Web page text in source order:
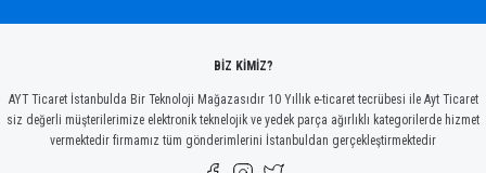
BİZ KİMİZ?
AYT Ticaret İstanbulda Bir Teknoloji Mağazasıdır 10 Yıllık e-ticaret tecrübesi ile Ayt Ticaret
siz değerli müşterilerimize elektronik teknelojik ve yedek parça ağırlıklı kategorilerde hizmet
vermektedir firmamız tüm gönderimlerini İstanbuldan gerçekleştirmektedir